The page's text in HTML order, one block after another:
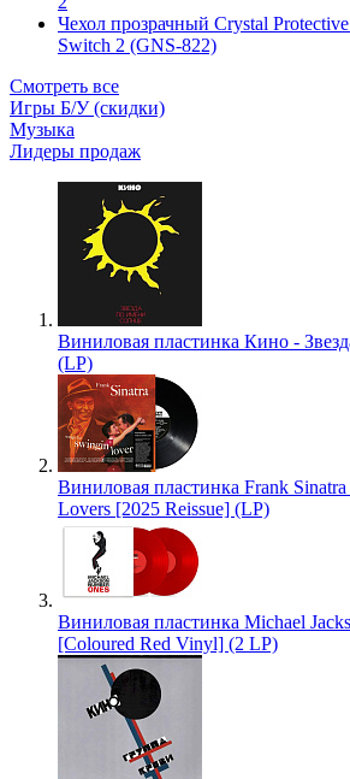
Чехол прозрачный Crystal
Switch 2 (GNS-822)
Смотреть все
Игры Б/У (скидки)
Музыка
Лидеры продаж
Виниловая пластинка Кино -
(LP)
Виниловая пластинка Frank
Lovers [2025 Reissue] (LP)
Виниловая пластинка Michael
[Coloured Red Vinyl] (2 LP)